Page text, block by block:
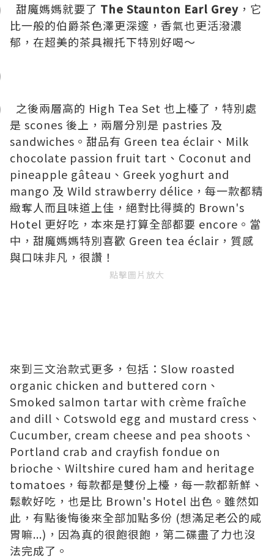
甜魔媽媽就要了 The Staunton Earl Grey ，它
比一般的伯爵茶色澤更深邃，香氣也更活潑濃
郁，在超美的茶具襯托下特別好喝～
之後兩層高的 High Tea Set 也上檯了，特別處
是 scones 後上，兩層分別是 pastries 及
sandwiches。甜品有 Green tea éclair、Milk
chocolate passion fruit tart、Coconut and
pineapple gâteau、Greek yoghurt and
mango 及 Wild strawberry délice，每一款都精
緻奪人而且味道上佳，絕對比得獎的 Brown's
Hotel 更好吃，本來是打算全部都要 encore。當
中，甜魔媽媽特別喜歡 Green tea éclair，質感
與口味非凡，很讚！
點擊圖片放大
來到三文治款式更多，包括：Slow roasted
organic chicken and buttered corn、
Smoked salmon tartar with crème fraîche
and dill、Cotswold egg and mustard cress、
Cucumber, cream cheese and pea shoots、
Portland crab and crayfish fondue on
brioche、Wiltshire cured ham and heritage
tomatoes，每款都是雙份上檯，每一款都新鮮、
鬆軟好吃，也是比 Brown's Hotel 出色。雖然如
此，有點後悔後來全部加點多份 (想滿足老公的咸
胃嘛...)，因為真的很飽很飽，第二碟盡了力也沒
法完成了。